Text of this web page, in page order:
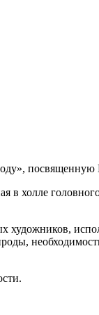
посвященную
холле
художников,